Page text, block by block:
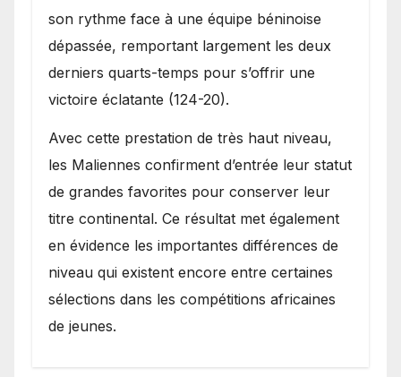
son rythme face à une équipe béninoise
dépassée, remportant largement les deux
derniers quarts-temps pour s’offrir une
victoire éclatante (124-20).
Avec cette prestation de très haut niveau,
les Maliennes confirment d’entrée leur statut
de grandes favorites pour conserver leur
titre continental. Ce résultat met également
en évidence les importantes différences de
niveau qui existent encore entre certaines
sélections dans les compétitions africaines
de jeunes.